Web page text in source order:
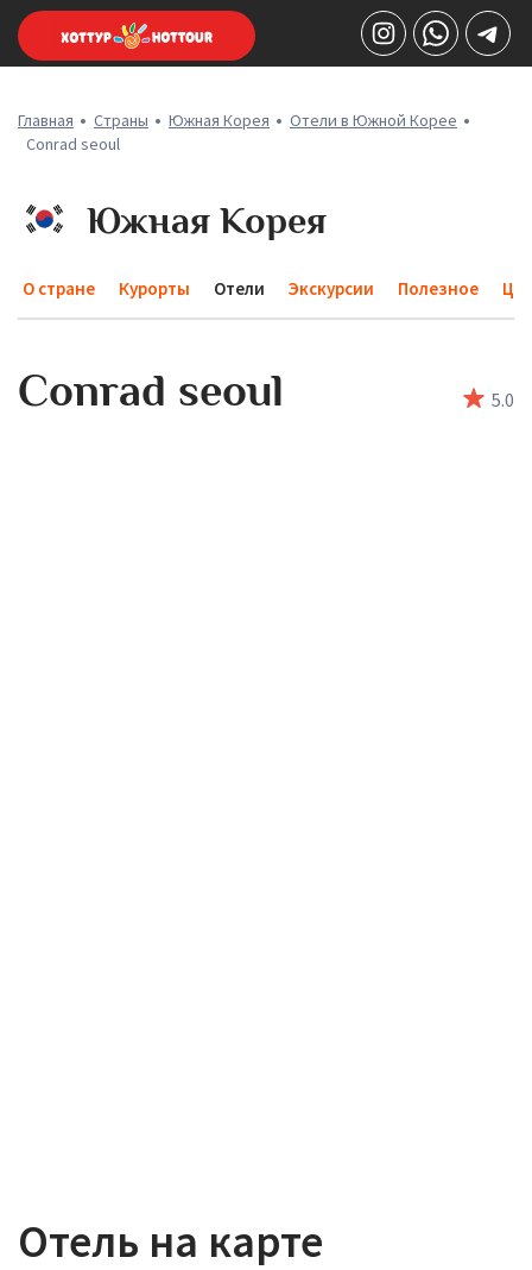
Главная Страны Южная Корея
Отели в Южной Корее
Conrad seoul
Южная Корея
О стране Курорты Отели Экскурсии Полезное
Conrad seoul 5.0
Отель на карте